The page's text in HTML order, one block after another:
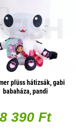
plüss hátizsák, gabi
babaháza, pandi
8 390 Ft